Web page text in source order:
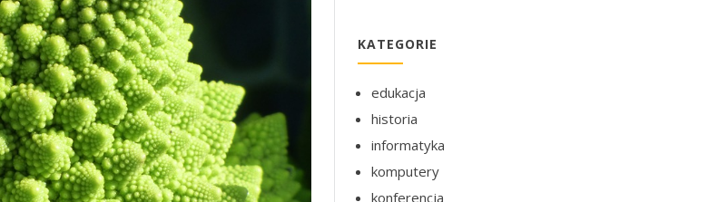
KATEGORIE
edukacja
historia
informatyka
komputery
konferencja